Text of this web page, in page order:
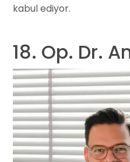
kabul ediyor.
18. Op. Dr.